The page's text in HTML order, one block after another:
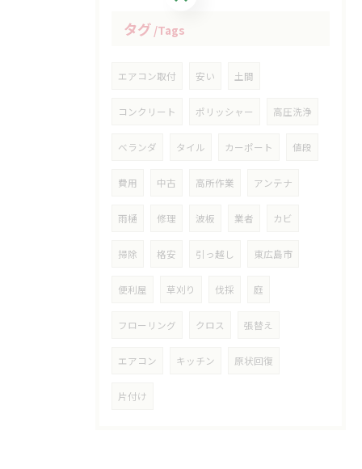
タグ Tags
エアコン取付 安い 土間
コンクリート ポリッシャー 高圧洗浄
ベランダ タイル カーポート 値段
費用 中古 高所作業 アンテナ
雨樋 修理 波板 業者 カビ
掃除 格安 引っ越し 東広島市
便利屋 草刈り 伐採 庭
フローリング クロス 張替え
エアコン キッチン 原状回復
片付け